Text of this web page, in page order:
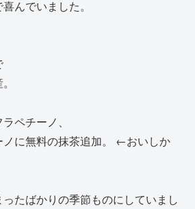
んでいました。
ペチーノ、
ノに無料の抹茶追加。 ←おいしか
たばかりの季節ものにしていまし